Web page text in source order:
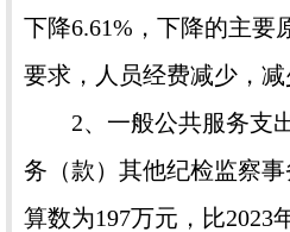
下降6.61%，下降的主要
要求，人员经费减少，减
2、一般公共服务支
务（款）其他纪检监察
算数为197万元，比2023